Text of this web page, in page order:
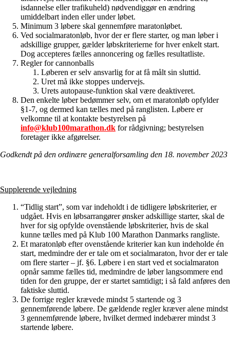
isdannelse eller trafikuheld) nødvendiggør en ændring
umiddelbart inden eller under løbet.
Minimum 3 løbere skal gennemføre maratonløbet.
Ved socialmaratonløb, hvor der er flere starter, og man løber i
adskillige grupper, gælder løbskriterierne for hver enkelt start.
Dog accepteres fælles annoncering og fælles resultatliste.
Regler for cannonballs
Løberen er selv ansvarlig for at få målt sin sluttid.
Uret må ikke stoppes undervejs.
Urets autopause-funktion skal være deaktiveret.
Den enkelte løber bedømmer selv, om et maratonløb opfylder
§1-7, og dermed kan tælles med på ranglisten. Løbere er
velkomne til at kontakte bestyrelsen på
info@klub100marathon.dk for rådgivning; bestyrelsen
foretager ikke afgørelser.
Godkendt på den ordinære generalforsamling den 18. november 2023
Supplerende vejledning
“Tidlig start”, som var indeholdt i de tidligere løbskriterier, er
udgået. Hvis en løbsarrangører ønsker adskillige starter, skal de
hver for sig opfylde ovenstående løbskriterier, hvis de skal
kunne tælles med på Klub 100 Marathon Danmarks rangliste.
Et maratonløb efter ovenstående kriterier kan kun indeholde én
start, medmindre der er tale om et socialmaraton, hvor der er tale
om flere starter – jf. §6. Løbere i en start ved et socialmaraton
opnår samme fælles tid, medmindre de løber langsommere end
tiden for den gruppe, der er startet samtidigt; i så fald anføres den
faktiske sluttid.
De forrige regler krævede mindst 5 startende og 3
gennemførende løbere. De gældende regler kræver alene mindst
3 gennemførende løbere, hvilket dermed indebærer mindst 3
startende løbere.